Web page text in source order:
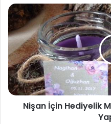
Nişan İçin Hediyelik